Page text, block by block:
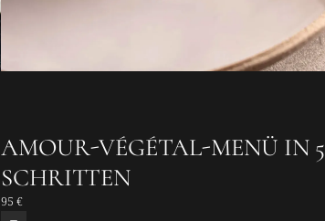
AMOUR-VÉGÉTAL-MENÜ IN 5
SCHRITTEN
95 €